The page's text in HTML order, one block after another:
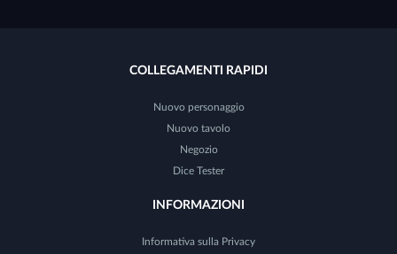
COLLEGAMENTI RAPIDI
Nuovo personaggio
Nuovo tavolo
Negozio
Dice Tester
INFORMAZIONI
Informativa sulla Privacy